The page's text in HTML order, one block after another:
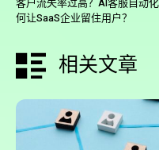
何让SaaS企业留住用户？
相关文章